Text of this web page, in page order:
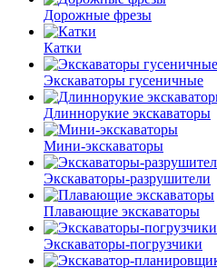
Дорожные фрезы
Катки
Экскаваторы гусеничные
Длиннорукие экскаваторы
Мини-экскаваторы
Экскаваторы-разрушители
Плавающие экскаваторы
Экскаваторы-погрузчики